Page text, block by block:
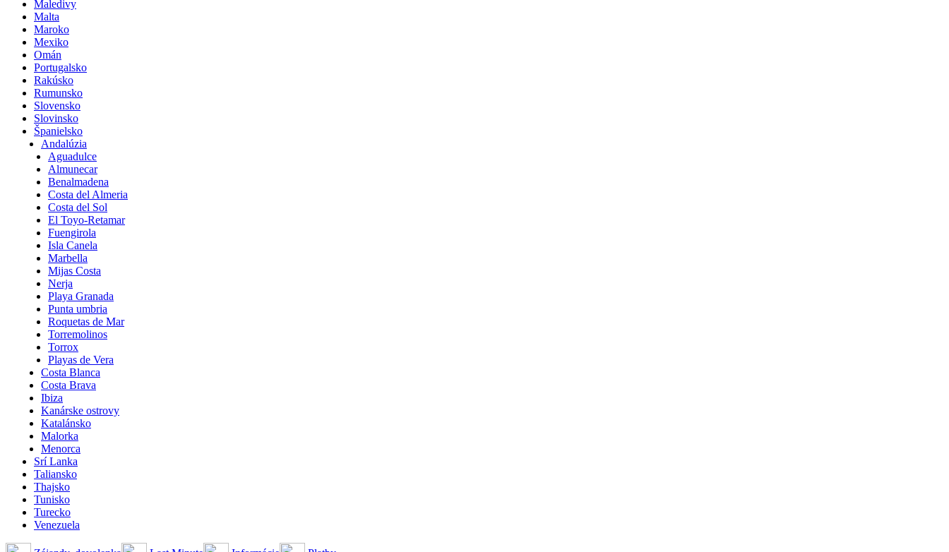
Maledivy
Malta
Maroko
Mexiko
Omán
Portugalsko
Rakúsko
Rumunsko
Slovensko
Slovinsko
Španielsko
Andalúzia
Aguadulce
Almunecar
Benalmadena
Costa del Almeria
Costa del Sol
El Toyo-Retamar
Fuengirola
Isla Canela
Marbella
Mijas Costa
Nerja
Playa Granada
Punta umbria
Roquetas de Mar
Torremolinos
Torrox
Playas de Vera
Costa Blanca
Costa Brava
Ibiza
Kanárske ostrovy
Katalánsko
Malorka
Menorca
Srí Lanka
Taliansko
Thajsko
Tunisko
Turecko
Venezuela